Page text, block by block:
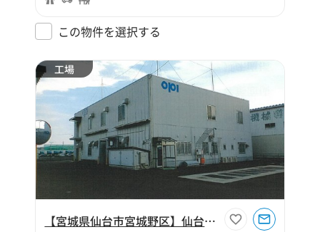
この物件を選択する
工場
【宮城県仙台市宮城野区】仙台市宮城野区蒲生2丁目297坪工場